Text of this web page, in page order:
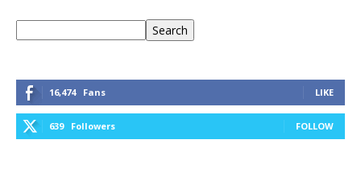
Search
16,474 Fans LIKE
639 Followers FOLLOW